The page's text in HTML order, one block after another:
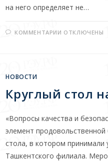
на него определяет не…
КОММЕНТАРИИ ОТКЛЮЧЕНЫ
НОВОСТИ
Круглый стол
«Вопросы качества и
элемент продовольственной
стола, в котором принимали
Ташкентского филиала.